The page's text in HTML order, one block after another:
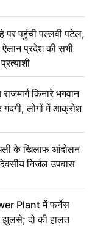
पर पहुंची पल्लवी पटेल,
प्रदेश की सभी
किनारे भगवान
गंदगी, लोगों में आक्रोश
के खिलाफ आंदोलन
निर्जल उपवास
Plant में फर्नेस
झुलसे; दो की हालत